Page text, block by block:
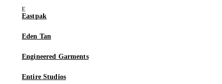
Eastpak
Eden Tan
Engineered Garments
Entire Studios